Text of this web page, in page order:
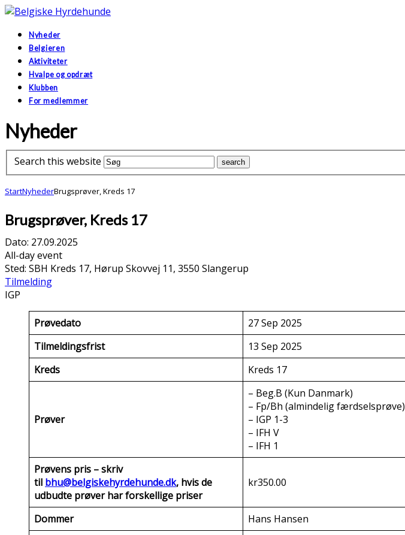
Nyheder
Belgieren
Aktiviteter
Hvalpe og opdræt
Klubben
For medlemmer
Nyheder
Search this website
StartNyhederBrugsprøver, Kreds 17
Brugsprøver, Kreds 17
Dato: 27.09.2025
All-day event
Sted: SBH Kreds 17, Hørup Skovvej 11, 3550 Slangerup
Tilmelding
IGP
Prøvedato
27 Sep 2025
Tilmeldingsfrist
13 Sep 2025
Kreds
Kreds 17
Prøver
– Beg.B (Kun Danmark)
– Fp/Bh (almindelig færdselsprøve)
– IGP 1-3
– IFH V
– IFH 1
Prøvens pris – skriv
til bhu@belgiskehyrdehunde.dk, hvis de
udbudte prøver har forskellige priser
kr350.00
Dommer
Hans Hansen